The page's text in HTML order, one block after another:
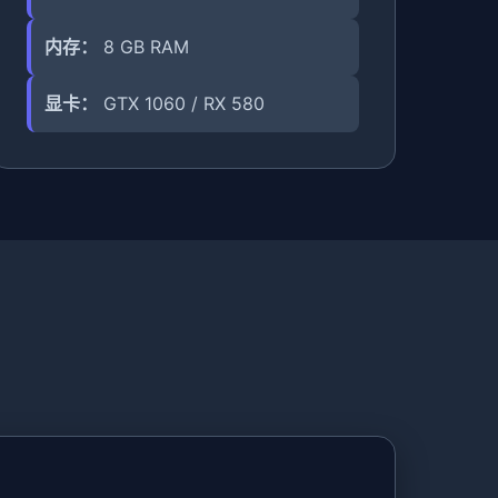
内存： 8 GB RAM
显卡： GTX 1060 / RX 580